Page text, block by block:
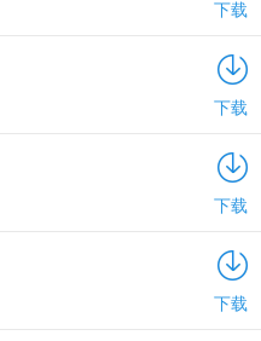
下载
下载
下载
下载